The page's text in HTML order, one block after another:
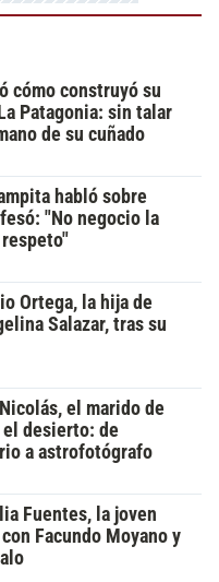
cómo construyó su
Patagonia: sin talar
de su cuñado
habló sobre
"No negocio la
Ortega, la hija de
Salazar, tras su
el marido de
el desierto: de
a astrofotógrafo
Fuentes, la joven
Facundo Moyano y